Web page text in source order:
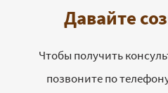
Давайте
Чтобы получить
позвоните по